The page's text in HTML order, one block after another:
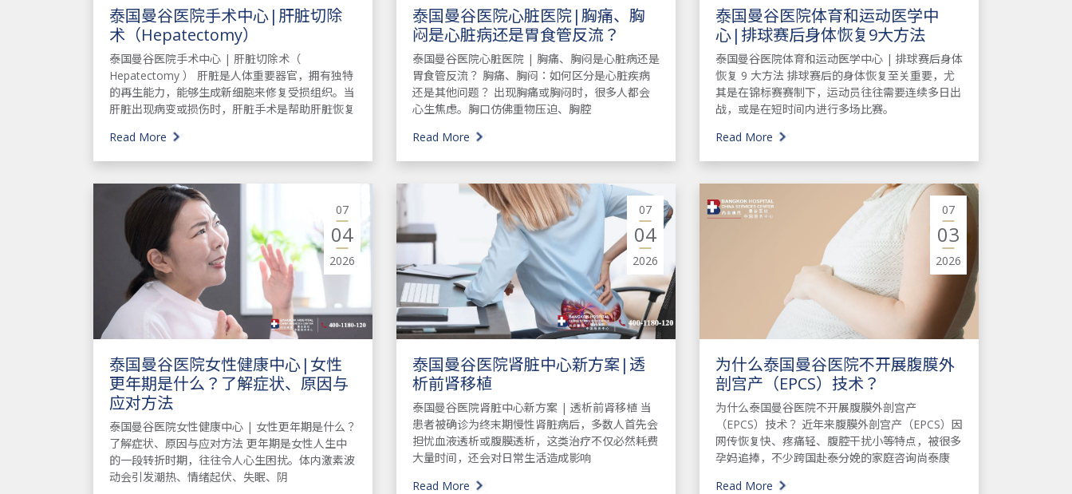
泰国曼谷医院手术中心|肝脏切除
术（Hepatectomy）
泰国曼谷医院手术中心 | 肝脏切除术（
Hepatectomy ） 肝脏是人体重要器官，拥有独特
的再生能力，能够生成新细胞来修复受损组织。当
肝脏出现病变或损伤时，肝脏手术是帮助肝脏恢复
Read More
​泰国曼谷医院心脏医院|胸痛、胸
闷是心脏病还是胃食管反流？
泰国曼谷医院心脏医院 | 胸痛、胸闷是心脏病还是
胃食管反流？ 胸痛、胸闷：如何区分是心脏疾病
还是其他问题？ 出现胸痛或胸闷时，很多人都会
心生焦虑。胸口仿佛重物压迫、胸腔
Read More
泰国曼谷医院体育和运动医学中
心|排球赛后身体恢复9大方法
泰国曼谷医院体育和运动医学中心 | 排球赛后身体
恢复 9 大方法 排球赛后的身体恢复至关重要，尤
其是在锦标赛赛制下，运动员往往需要连续多日出
战，或是在短时间内进行多场比赛。
Read More
07
04
2026
泰国曼谷医院女性健康中心|女性
更年期是什么？了解症状、原因与
应对方法
泰国曼谷医院女性健康中心 | 女性更年期是什么？
了解症状、原因与应对方法 更年期是女性人生中
的一段转折时期，往往令人心生困扰。体内激素波
动会引发潮热、情绪起伏、失眠、阴
07
04
2026
泰国曼谷医院肾脏中心新方案|透
析前肾移植
泰国曼谷医院肾脏中心新方案 | 透析前肾移植 当
患者被确诊为终末期慢性肾脏病后，多数人首先会
担忧血液透析或腹膜透析，这类治疗不仅必然耗费
大量时间，还会对日常生活造成影响
Read More
07
03
2026
为什么泰国曼谷医院不开展腹膜外
剖宫产（EPCS）技术？
为什么泰国曼谷医院不开展腹膜外剖宫产
（EPCS）技术？ 近年来腹膜外剖宫产（EPCS）因
网传恢复快、疼痛轻、腹腔干扰小等特点，被很多
孕妈追捧，不少跨国赴泰分娩的家庭咨询尚泰康
Read More